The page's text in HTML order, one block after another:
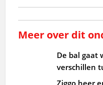
Meer over dit
De bal gaat
verschillen
Ziggo heer